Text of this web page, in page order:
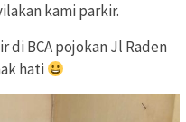
kami parkir.
di BCA pojokan Jl Raden
hati